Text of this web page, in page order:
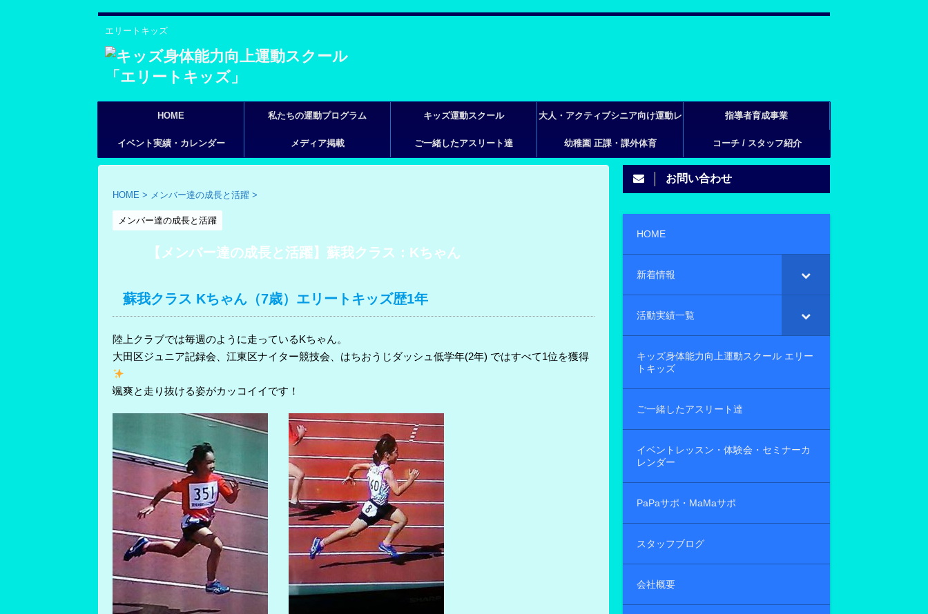
エリートキッズ
HOME 私たちの運動プログラム キッズ運動スクール 大人・アクティブシニア向け運動レ
ッスン
指導者育成事業
イベント実績・カレンダー メディア掲載 ご一緒したアスリート達 幼稚園 正課・課外体育 コーチ / スタッフ紹介
HOME > メンバー達の成長と活躍 >
メンバー達の成長と活躍
【メンバー達の成長と活躍】蘇我クラス：Kちゃん
蘇我クラス Kちゃん（7歳）エリートキッズ歴1年
陸上クラブでは毎週のように走っているKちゃん。
大田区ジュニア記録会、江東区ナイター競技会、はちおうじダッシュ低学年(2年) ではすべて1位を獲得
颯爽と走り抜ける姿がカッコイイです！
お問い合わせ
HOME
新着情報
活動実績一覧
キッズ身体能力向上運動スクール エリー
トキッズ
ご一緒したアスリート達
イベントレッスン・体験会・セミナーカ
レンダー
PaPaサポ・MaMaサポ
スタッフブログ
会社概要